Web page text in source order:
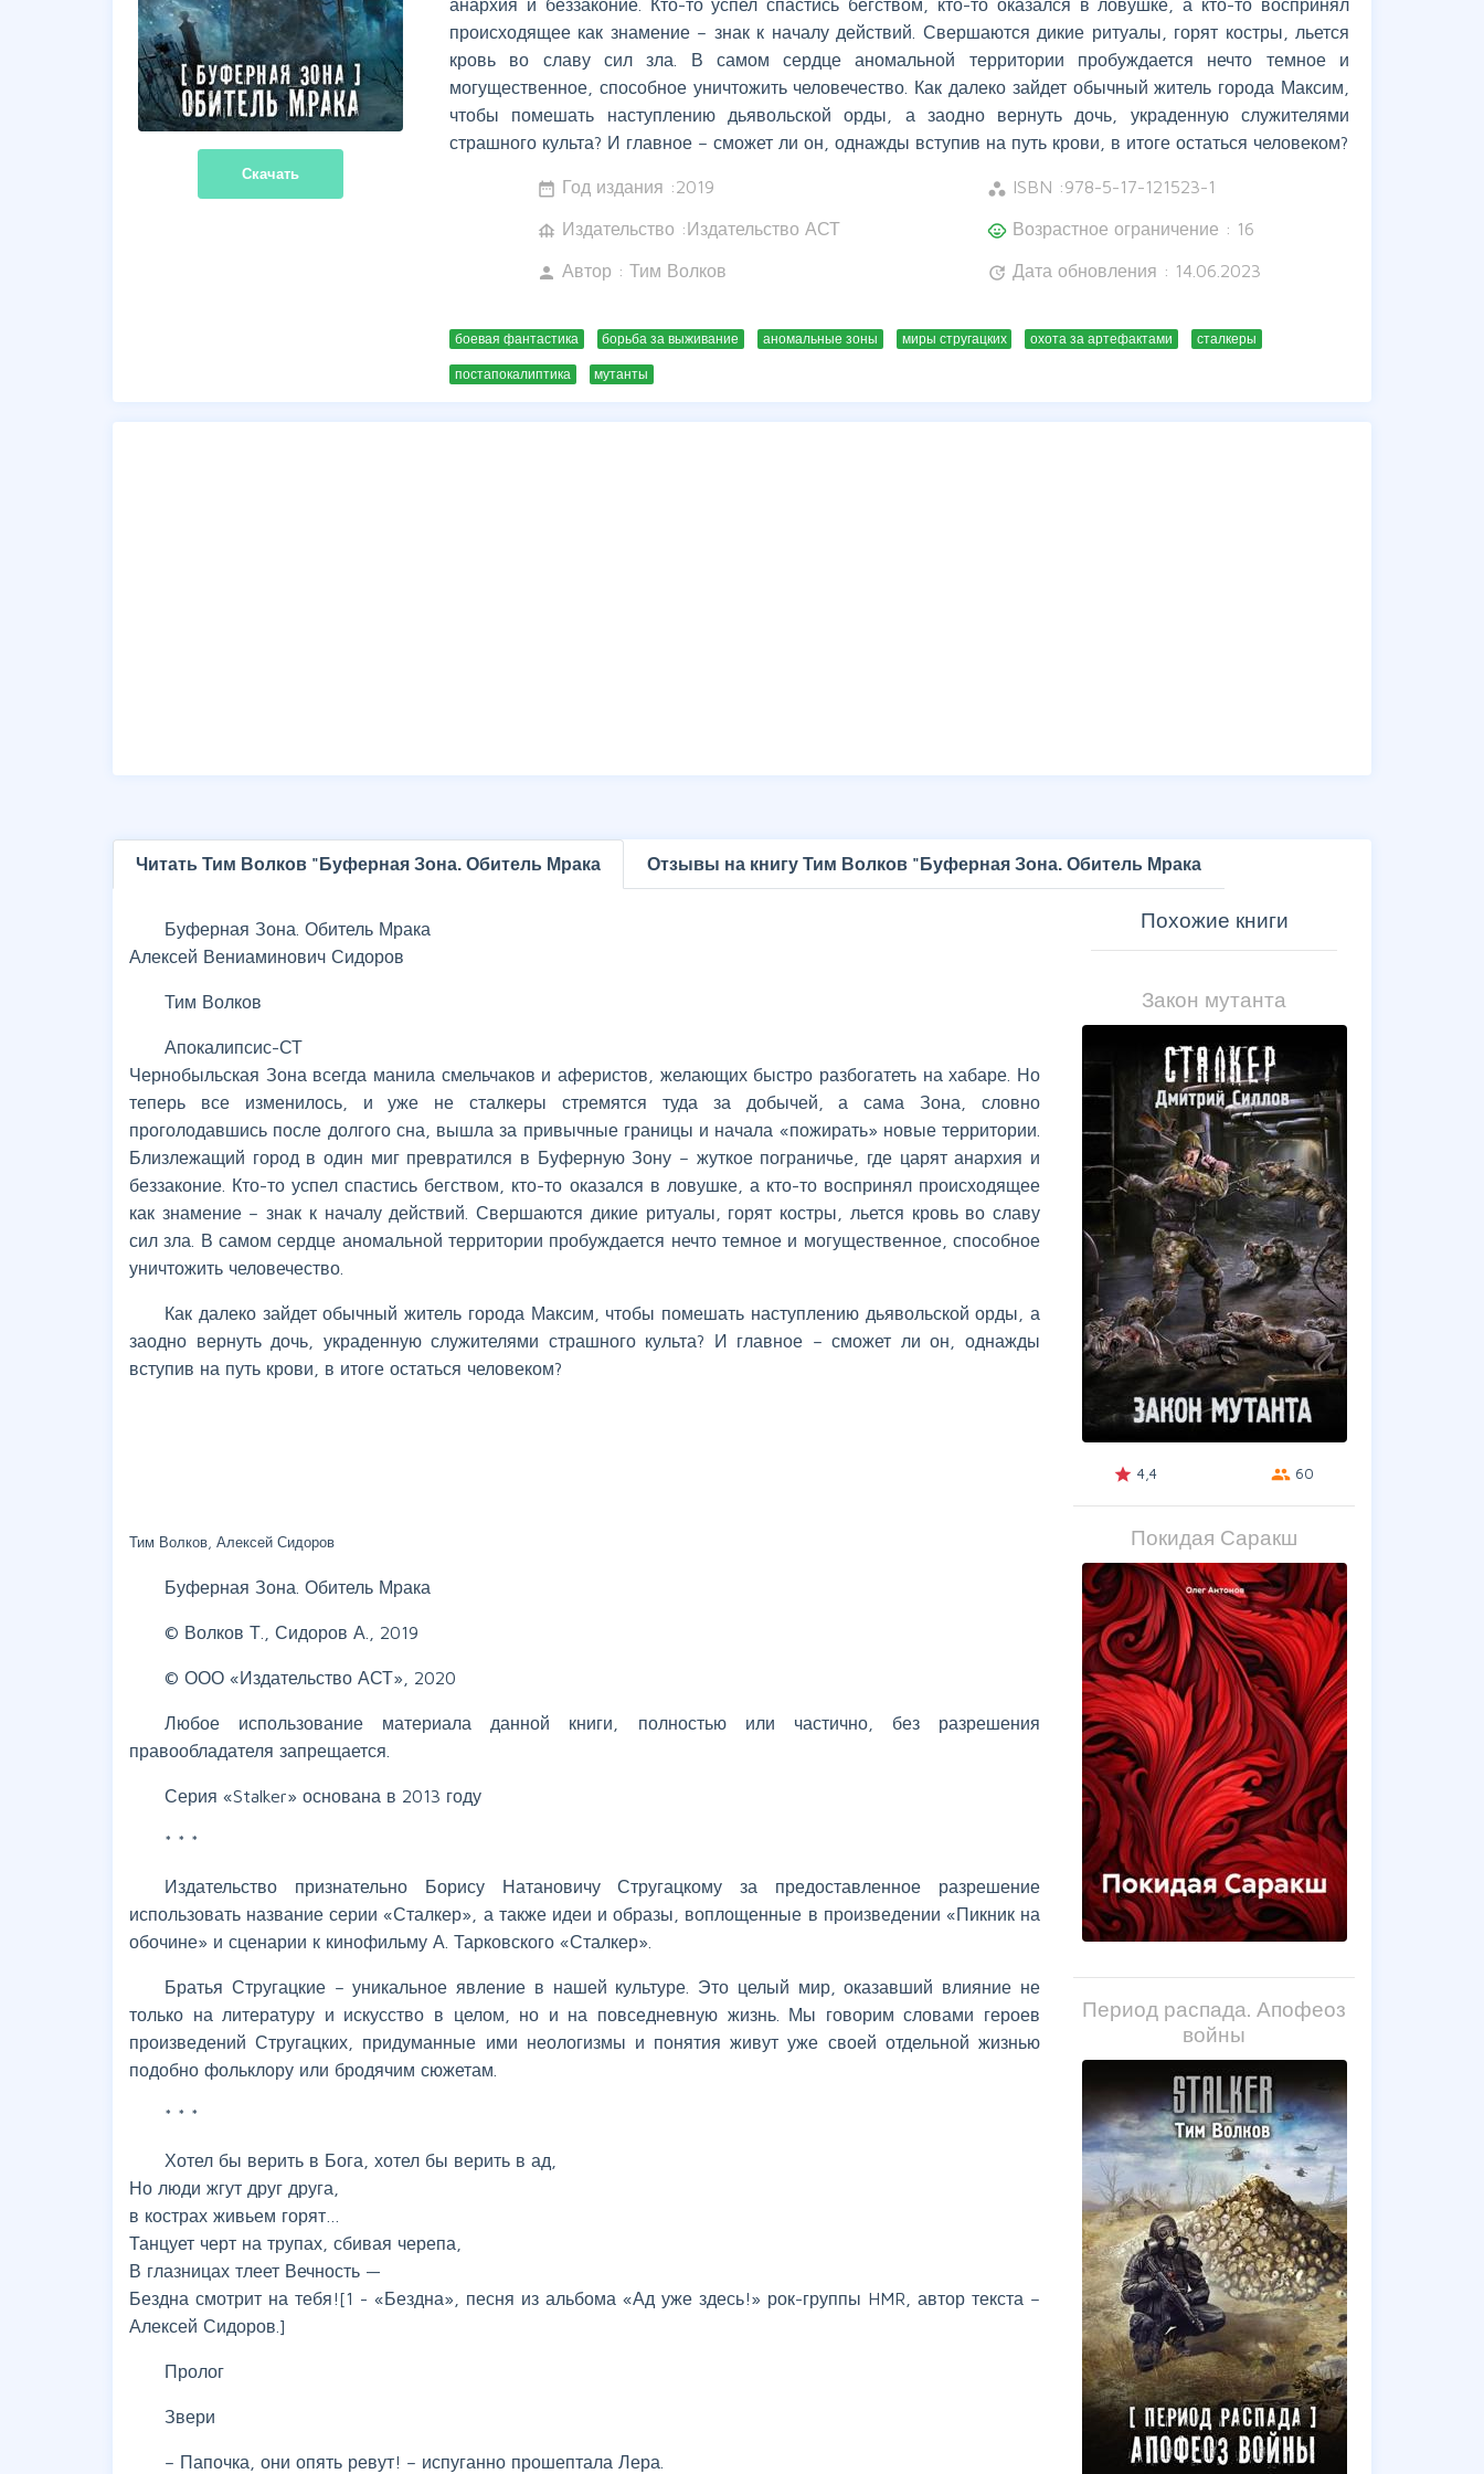
Скачать
происходящее как знамение – знак к началу действий. Свершаются дикие ритуалы, горят костры, льется
кровь во славу сил зла. В самом сердце аномальной территории пробуждается нечто темное и
могущественное, способное уничтожить человечество. Как далеко зайдет обычный житель города Максим,
чтобы помешать наступлению дьявольской орды, а заодно вернуть дочь, украденную служителями
страшного культа? И главное – сможет ли он, однажды вступив на путь крови, в итоге остаться человеком?
date_range Год издания :2019
foundation Издательство :Издательство АСТ
person Автор : Тим Волков
workspaces ISBN :978-5-17-121523-1
child_careВозрастное ограничение : 16
update Дата обновления : 14.06.2023
боевая фантастика борьба за выживание аномальные зоны миры стругацких охота за артефактами сталкеры
постапокалиптика мутанты
Читать Тим Волков "Буферная Зона. Обитель Мрака Отзывы на книгу Тим Волков "Буферная Зона. Обитель Мрака
Буферная Зона. Обитель Мрака
Алексей Вениаминович Сидоров
Тим Волков
Апокалипсис-СТ
Чернобыльская Зона всегда манила смельчаков и аферистов, желающих быстро разбогатеть на хабаре. Но
теперь все изменилось, и уже не сталкеры стремятся туда за добычей, а сама Зона, словно
проголодавшись после долгого сна, вышла за привычные границы и начала «пожирать» новые территории.
Близлежащий город в один миг превратился в Буферную Зону – жуткое пограничье, где царят анархия и
беззаконие. Кто-то успел спастись бегством, кто-то оказался в ловушке, а кто-то воспринял происходящее
как знамение – знак к началу действий. Свершаются дикие ритуалы, горят костры, льется кровь во славу
сил зла. В самом сердце аномальной территории пробуждается нечто темное и могущественное, способное
уничтожить человечество.
Как далеко зайдет обычный житель города Максим, чтобы помешать наступлению дьявольской орды, а
заодно вернуть дочь, украденную служителями страшного культа? И главное – сможет ли он, однажды
вступив на путь крови, в итоге остаться человеком?
Тим Волков, Алексей Сидоров
Буферная Зона. Обитель Мрака
© Волков Т., Сидоров А., 2019
© ООО «Издательство АСТ», 2020
Любое использование материала данной книги, полностью или частично, без разрешения
правообладателя запрещается.
Серия «Stalker» основана в 2013 году
* * *
Издательство признательно Борису Натановичу Стругацкому за предоставленное разрешение
использовать название серии «Сталкер», а также идеи и образы, воплощенные в произведении «Пикник на
обочине» и сценарии к кинофильму А. Тарковского «Сталкер».
Братья Стругацкие – уникальное явление в нашей культуре. Это целый мир, оказавший влияние не
только на литературу и искусство в целом, но и на повседневную жизнь. Мы говорим словами героев
произведений Стругацких, придуманные ими неологизмы и понятия живут уже своей отдельной жизнью
подобно фольклору или бродячим сюжетам.
* * *
Хотел бы верить в Бога, хотел бы верить в ад,
Но люди жгут друг друга,
в кострах живьем горят…
Танцует черт на трупах, сбивая черепа,
В глазницах тлеет Вечность —
Бездна смотрит на тебя![1 - «Бездна», песня из альбома «Ад уже здесь!» рок-группы HMR, автор текста –
Алексей Сидоров.]
Пролог
Звери
– Папочка, они опять ревут! – испуганно прошептала Лера.
Похожие книги
Закон мутанта
grade 4,4 group 60
Покидая Саракш
Период распада. Апофеоз
войны